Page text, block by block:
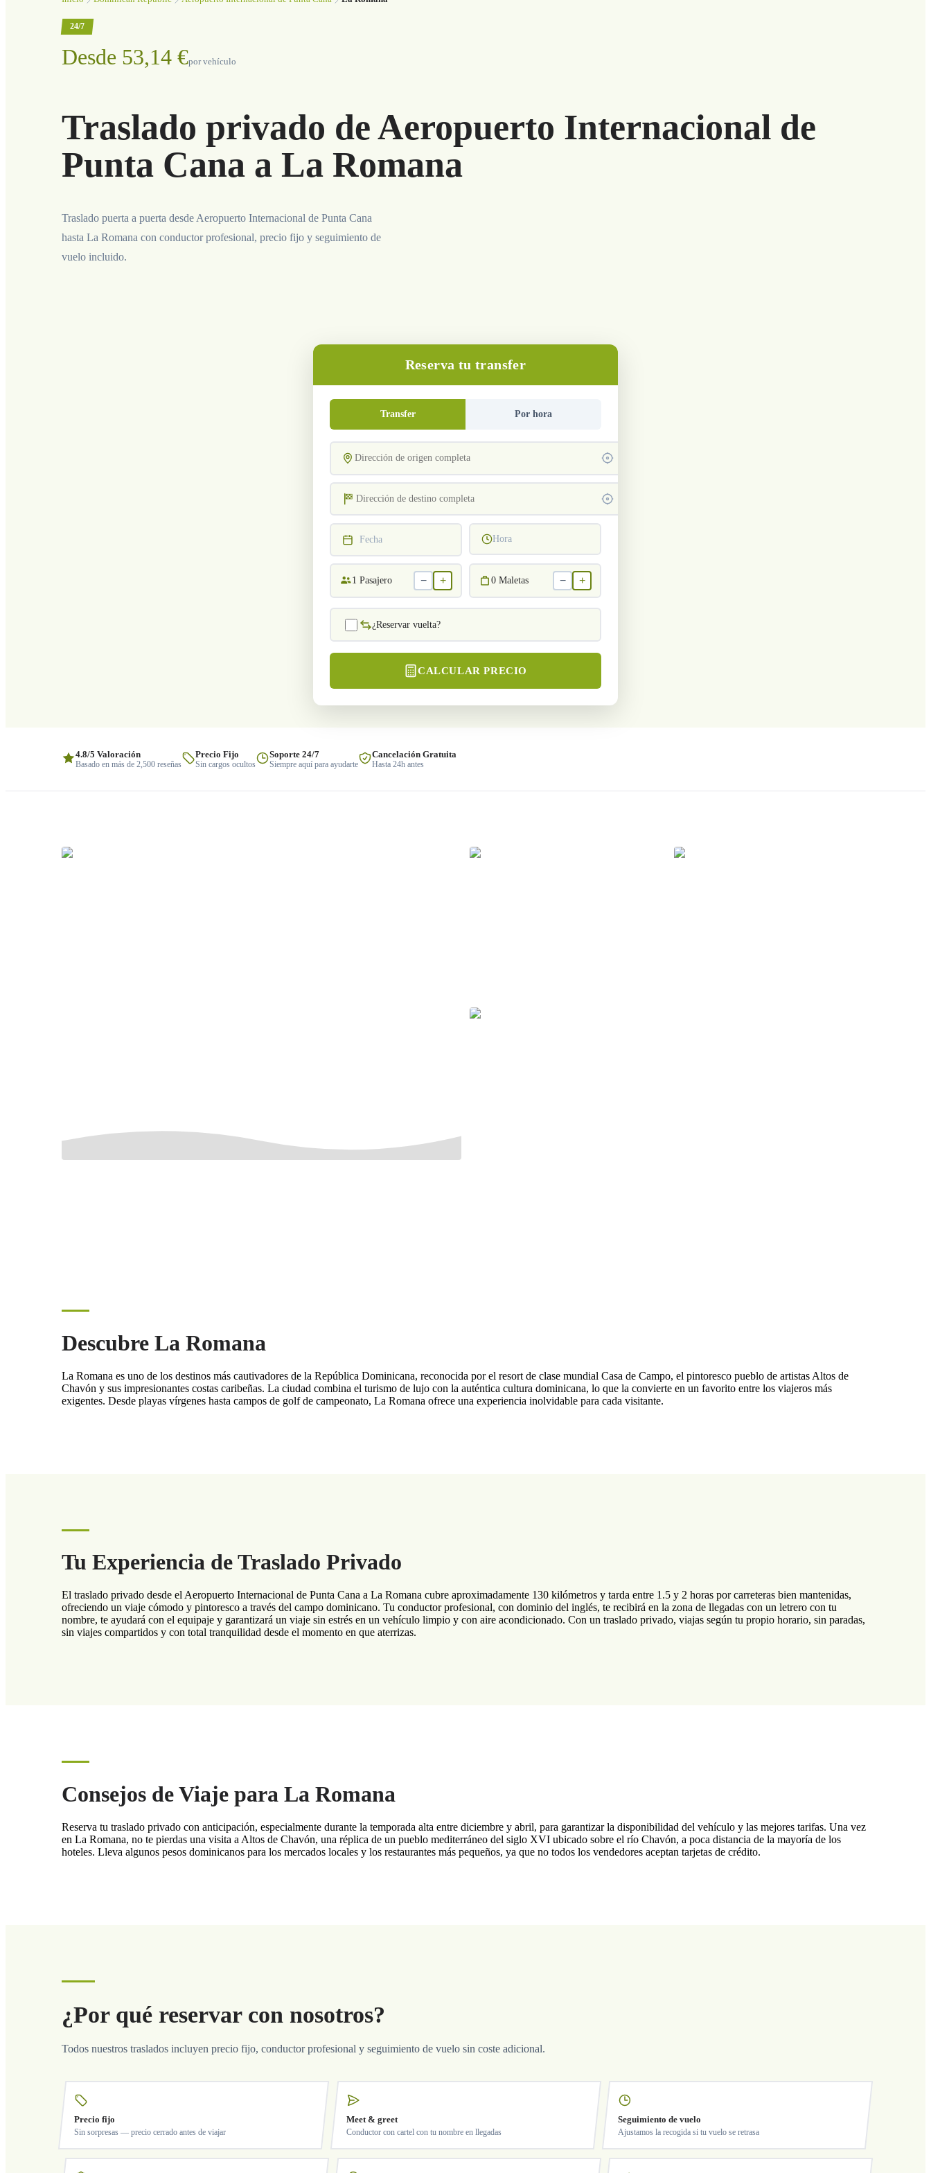
24/7
Desde 53,14 €por vehículo
Traslado privado de Aeropuerto Internacional de
Punta Cana a La Romana
Traslado puerta a puerta desde Aeropuerto Internacional de Punta Cana
hasta La Romana con conductor profesional, precio fijo y seguimiento de
vuelo incluido.
Reserva tu transfer
Transfer Por hora
Fecha Hora
1 Pasajero − + 0 Maletas − +
¿Reservar vuelta?
CALCULAR PRECIO
4.8/5 Valoración
Basado en más de 2,500 reseñas
Precio Fijo
Sin cargos ocultos
Soporte 24/7
Siempre aquí para ayudarte
Cancelación Gratuita
Hasta 24h antes
Descubre La Romana
La Romana es uno de los destinos más cautivadores de la República Dominicana, reconocida por el resort de clase mundial Casa de Campo, el pintoresco pueblo de artistas Altos de
Chavón y sus impresionantes costas caribeñas. La ciudad combina el turismo de lujo con la auténtica cultura dominicana, lo que la convierte en un favorito entre los viajeros más
exigentes. Desde playas vírgenes hasta campos de golf de campeonato, La Romana ofrece una experiencia inolvidable para cada visitante.
Tu Experiencia de Traslado Privado
El traslado privado desde el Aeropuerto Internacional de Punta Cana a La Romana cubre aproximadamente 130 kilómetros y tarda entre 1.5 y 2 horas por carreteras bien mantenidas,
ofreciendo un viaje cómodo y pintoresco a través del campo dominicano. Tu conductor profesional, con dominio del inglés, te recibirá en la zona de llegadas con un letrero con tu
nombre, te ayudará con el equipaje y garantizará un viaje sin estrés en un vehículo limpio y con aire acondicionado. Con un traslado privado, viajas según tu propio horario, sin paradas,
sin viajes compartidos y con total tranquilidad desde el momento en que aterrizas.
Consejos de Viaje para La Romana
Reserva tu traslado privado con anticipación, especialmente durante la temporada alta entre diciembre y abril, para garantizar la disponibilidad del vehículo y las mejores tarifas. Una vez
en La Romana, no te pierdas una visita a Altos de Chavón, una réplica de un pueblo mediterráneo del siglo XVI ubicado sobre el río Chavón, a poca distancia de la mayoría de los
hoteles. Lleva algunos pesos dominicanos para los mercados locales y los restaurantes más pequeños, ya que no todos los vendedores aceptan tarjetas de crédito.
¿Por qué reservar con nosotros?
Todos nuestros traslados incluyen precio fijo, conductor profesional y seguimiento de vuelo sin coste adicional.
Precio fijo
Sin sorpresas — precio cerrado antes de viajar
Meet & greet
Conductor con cartel con tu nombre en llegadas
Seguimiento de vuelo
Ajustamos la recogida si tu vuelo se retrasa